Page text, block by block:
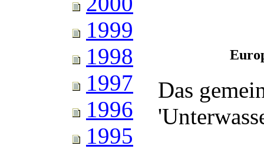
1999
1998
1997
1996
1995
Das